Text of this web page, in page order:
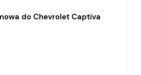
do Chevrolet Captiva